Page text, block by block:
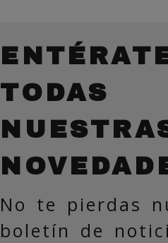
TODAS
No te pierdas
boletín de